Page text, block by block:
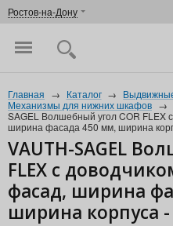
Ростов-на-Дону
Главная → Каталог →
Механизмы для нижних шкафов →
SAGEL Волшебный угол COR FLEX
ширина фасада 450 мм, ширина
VAUTH-SAGEL
FLEX с
фасад, ширина
ширина корпуса